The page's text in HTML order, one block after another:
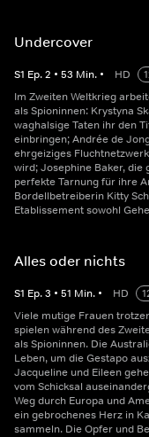
Undercover
S1 Ep.2 • 53 Min. • HD
Im Zweiten Weltkrieg
als Spioninnen: Krystyna
waghalsige Taten ihr den
einbringen; Andrée de
ehrgeiziges
wird; Josephine Baker, die
perfekte Tarnung für ihre
Bordellbetreiberin Kitty
Etablissement sowohl
Alles oder nichts
S1 Ep.3 • 51 Min. • HD
Viele mutige Frauen
spielen während des
als Spioninnen. Die
Leben, um die Gestapo
Jacqueline und Eileen
vom Schicksal
Weg durch Europa und
ein gebrochenes Herz in
sammeln. Die Opfer und